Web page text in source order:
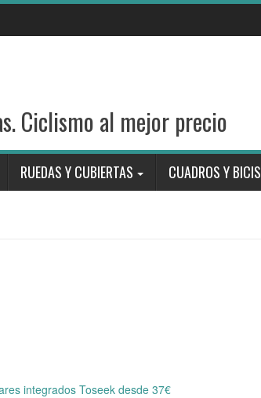
Ciclismo al mejor precio
RUEDAS Y CUBIERTAS CUADROS Y BICIS
integrados Toseek desde 37€